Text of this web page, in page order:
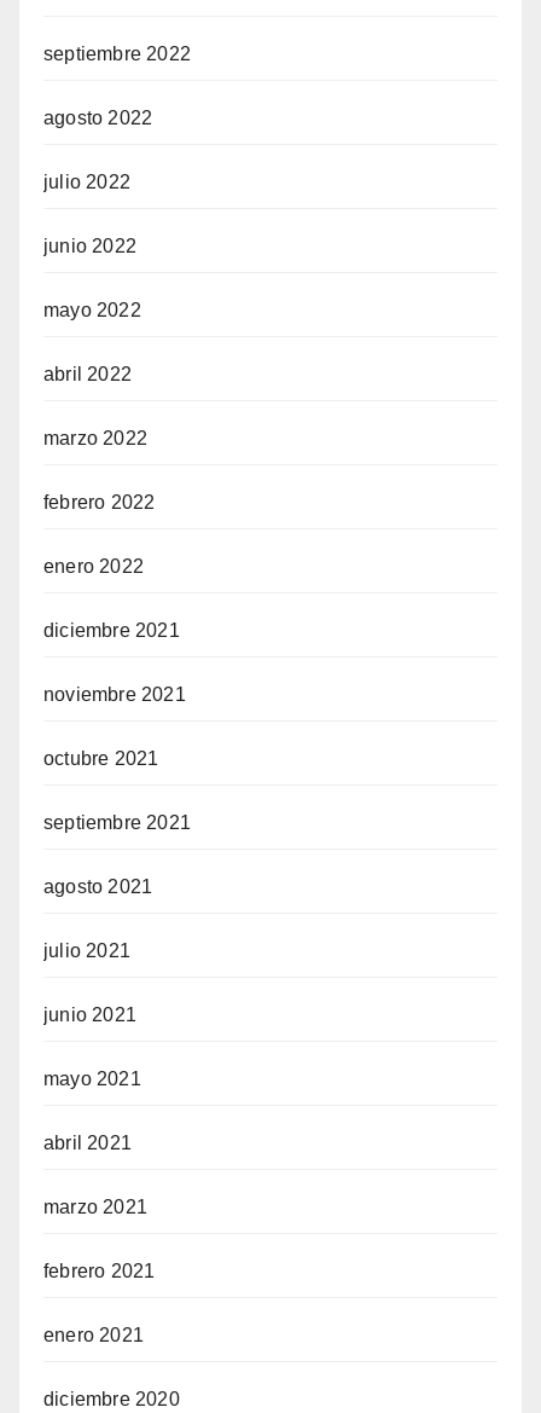
septiembre 2022
agosto 2022
julio 2022
junio 2022
mayo 2022
abril 2022
marzo 2022
febrero 2022
enero 2022
diciembre 2021
noviembre 2021
octubre 2021
septiembre 2021
agosto 2021
julio 2021
junio 2021
mayo 2021
abril 2021
marzo 2021
febrero 2021
enero 2021
diciembre 2020